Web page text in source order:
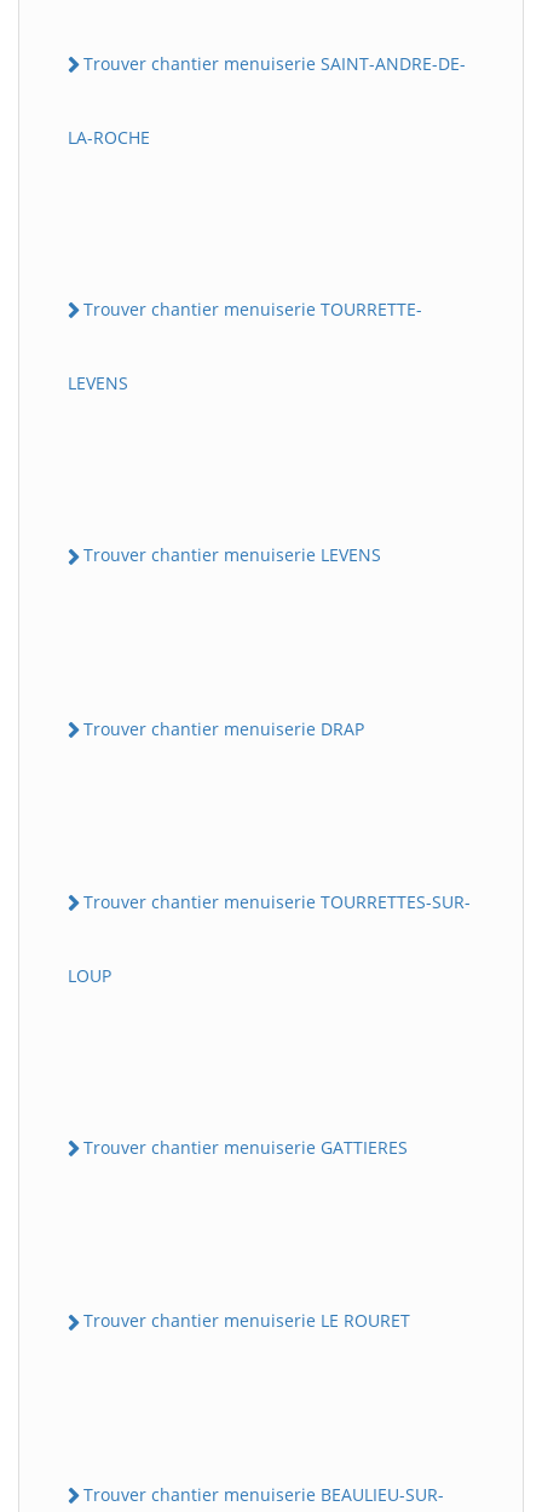
Trouver chantier menuiserie SAINT-ANDRE-DE-
LA-ROCHE
Trouver chantier menuiserie TOURRETTE-
LEVENS
Trouver chantier menuiserie LEVENS
Trouver chantier menuiserie DRAP
Trouver chantier menuiserie TOURRETTES-SUR-
LOUP
Trouver chantier menuiserie GATTIERES
Trouver chantier menuiserie LE ROURET
Trouver chantier menuiserie BEAULIEU-SUR-